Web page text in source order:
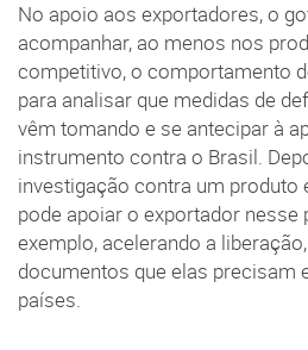
No apoio aos exportadores, o
acompanhar, ao menos nos
competitivo, o comportamento
para analisar que medidas de
vêm tomando e se antecipar à
instrumento contra o Brasil.
investigação contra um produto
pode apoiar o exportador
exemplo, acelerando a
documentos que elas precisam
países.